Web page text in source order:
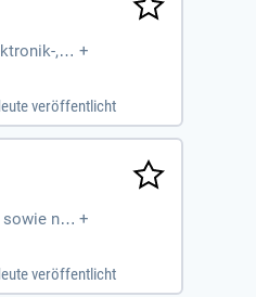
, T +
veröffentlicht
nac +
veröffentlicht